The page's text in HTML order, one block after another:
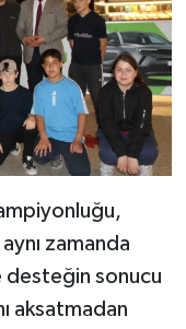
zamanda
desteğin sonucu
aksatmadan